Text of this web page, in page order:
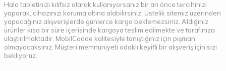
Hala tabletinizi kılıfsız olarak kullanıyorsanız bir an önce tercihinizi
yaparak, cihazınızı koruma altına alabilirsiniz. Üstelik sitemiz üzerinden
yapacağınız alışverişlerde günlerce kargo beklemezsiniz. Aldığınız
ürünler kısa bir süre içerisinde kargoya teslim edilmekte ve tarafınıza
ulaştırılmaktadır. MobilCadde kalitesiyle tanıştığınız için pişman
olmayacaksınız. Müşteri memnuniyeti odaklı keyifli bir alışveriş için sizi
bekliyoruz.